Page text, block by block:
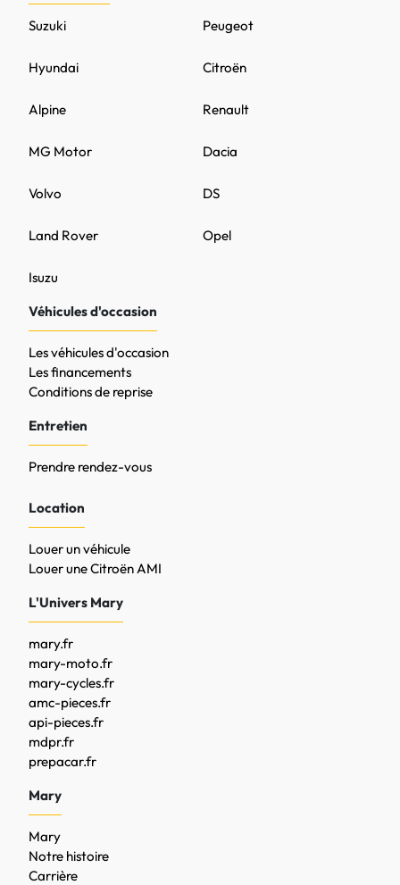
Peugeot
DS
MG Motor
Citroën
Opel
Volvo
Renault
Hyundai
Land Rover
Dacia
Alpine
Isuzu
Suzuki
Véhicules d'occasion
Les véhicules d'occasion
Les financements
Conditions de reprise
Entretien
Prendre rendez-vous
Location
Louer un véhicule
Louer une Citroën AMI
L'Univers Mary
mary.fr
mary-moto.fr
mary-cycles.fr
amc-pieces.fr
api-pieces.fr
mdpr.fr
prepacar.fr
Mary
Mary
Notre histoire
Carrière